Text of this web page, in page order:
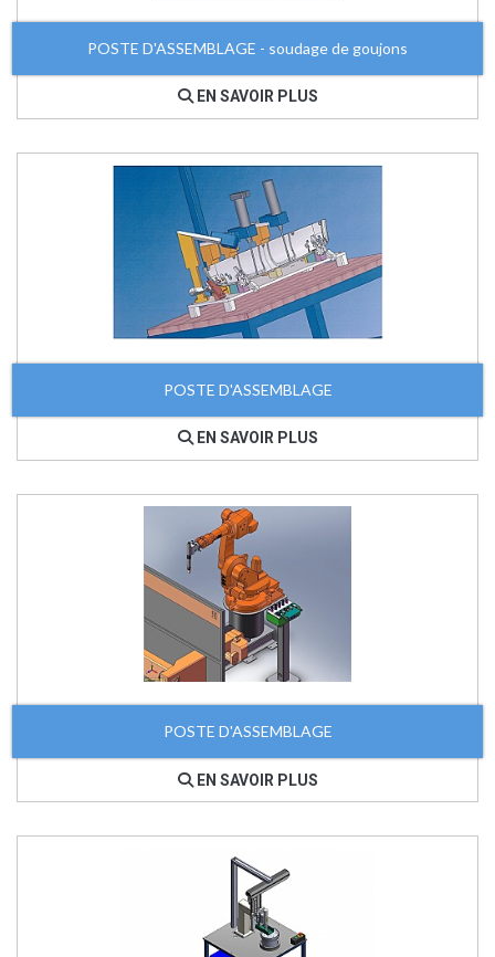
POSTE D'ASSEMBLAGE - soudage de goujons
EN SAVOIR PLUS
POSTE D'ASSEMBLAGE
EN SAVOIR PLUS
POSTE D'ASSEMBLAGE
EN SAVOIR PLUS